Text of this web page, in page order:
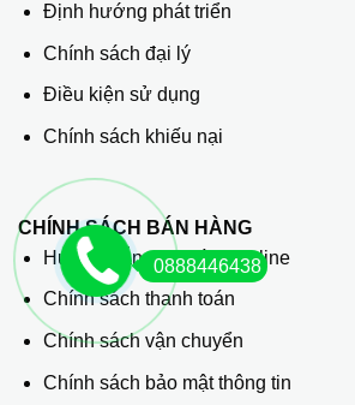
Định hướng phát triển
Chính sách đại lý
Điều kiện sử dụng
Chính sách khiếu nại
CHÍNH SÁCH BÁN HÀNG
Hướng dẫn mua hàng online
Chính sách thanh toán
Chính sách vận chuyển
Chính sách bảo mật thông tin
0888446438